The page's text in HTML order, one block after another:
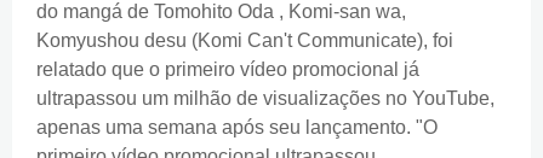
do mangá de Tomohito Oda , Komi-san wa,
Komyushou desu (Komi Can't Communicate), foi
relatado que o primeiro vídeo promocional já
ultrapassou um milhão de visualizações no YouTube,
apenas uma semana após seu lançamento. "O